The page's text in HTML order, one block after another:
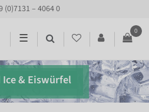
(0)7131 – 4064 0
☰
0
Ice & Eiswürfel